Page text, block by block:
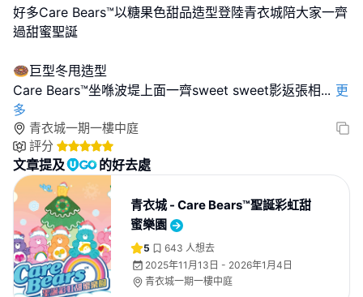
好多Care Bears™以糖果色甜品造型登陸青衣城陪大家一齊
過甜蜜聖誕
🍩巨型冬甩造型
Care Bears™坐喺波堤上面一齊sweet sweet影返張相... 更
多
青衣城一期一樓中庭
評分
文章提及 的好去處
青衣城 - Care Bears™聖誕彩虹甜
蜜樂園
5 643 人想去
2025年11月13日 - 2026年1月4日
青衣城一期一樓中庭